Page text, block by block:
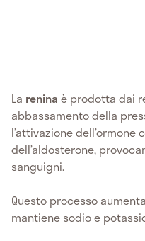
La renina è prodotta dai
abbassamento della
l’attivazione
dell’aldosterone,
sanguigni.
Questo processo
mantiene sodio e